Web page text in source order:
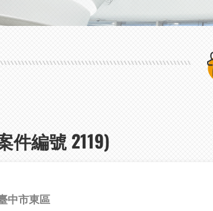
件編號 2119)
中市東區